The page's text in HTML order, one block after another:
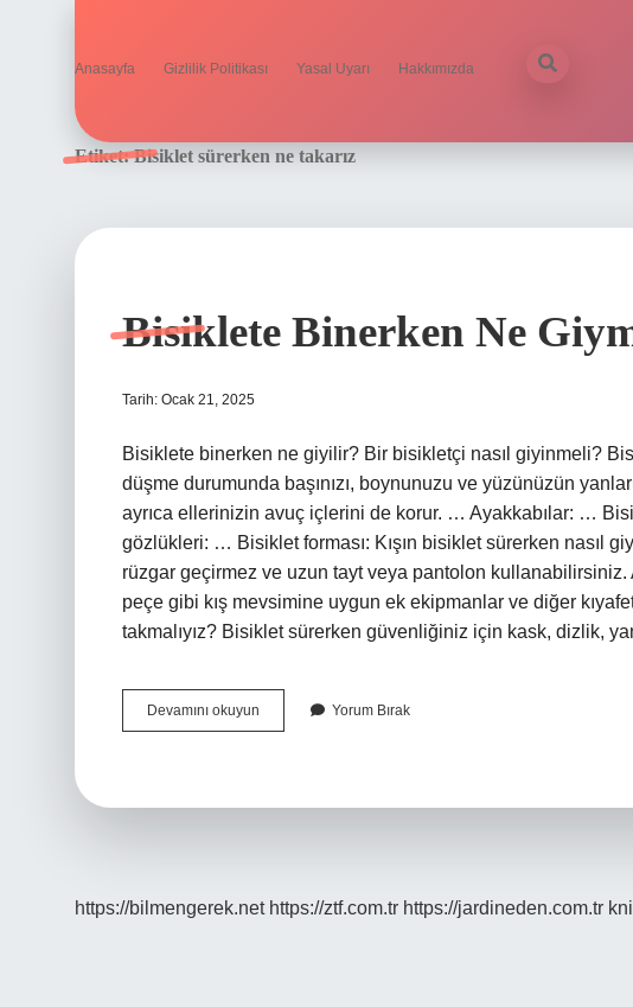
Anasayfa Gizlilik Politikası Yasal Uyarı Hakkımızda
Etiket:Bisiklet sürerken ne takarız
Bisiklete Binerken Ne
Tarih: Ocak 21, 2025
Bisiklete binerken ne giyilir? Bir bisikletçi nasıl giyinmeli?
düşme durumunda başınızı, boynunuzu ve yüzünüzün
ayrıca ellerinizin avuç içlerini de korur. … Ayakkabılar: …
gözlükleri: … Bisiklet forması: Kışın bisiklet sürerken nasıl
rüzgar geçirmez ve uzun tayt veya pantolon
peçe gibi kış mevsimine uygun ek ekipmanlar ve diğer
takmalıyız? Bisiklet sürerken güvenliğiniz için kask, dizlik,
Devamını okuyun Bisiklete
Binerken
Yorum Bırak
https://bilmengerek.net https://ztf.com.tr https://jardineden.com.tr